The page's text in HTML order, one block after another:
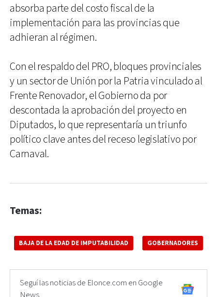
absorba parte del costo fiscal de la
implementación para las provincias que
adhieran al régimen.
Con el respaldo del PRO, bloques provinciales
y un sector de Unión por la Patria vinculado al
Frente Renovador, el Gobierno da por
descontada la aprobación del proyecto en
Diputados, lo que representaría un triunfo
político clave antes del receso legislativo por
Carnaval.
Temas:
BAJA DE LA EDAD DE IMPUTABILIDAD GOBERNADORES
Seguí las noticias de Elonce.com en Google